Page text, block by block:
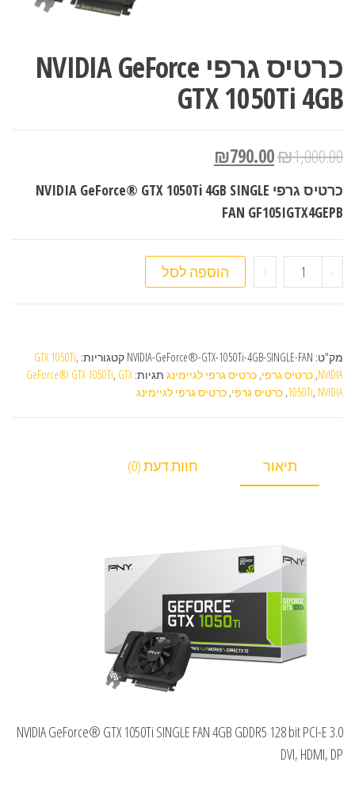
כרטיס גרפי NVIDIA GeForce
GTX 1050Ti 4GB
₪1,000.00
₪790.00
כרטיס גרפי NVIDIA GeForce® GTX 1050Ti 4GB SINGLE
FAN GF105IGTX4GEPB
- כמות של כרטיס גרפי NVIDIA GeForce GTX 1050Ti 4GB
+ הוספה לסל
מק"ט: NVIDIA-GeForce®-GTX-1050Ti-4GB-SINGLE-FAN קטגוריות: GTX 1050Ti,
NVIDIA
, כרטיס גרפי, כרטיס גרפי לגיימינג תגיות: GeForce® GTX 1050Ti, GTX
1050Ti, NVIDIA
, כרטיס גרפי, כרטיס גרפי לגיימינג
תיאור חוות דעת (0)
NVIDIA GeForce® GTX 1050Ti SINGLE FAN 4GB GDDR5 128 bit PCI-E 3.0
DVI, HDMI, DP